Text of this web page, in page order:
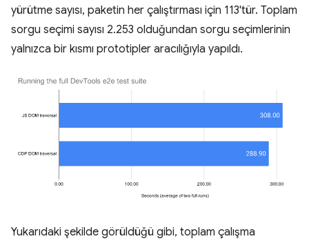
yürütme sayısı, paketin her çalıştırması için 113'tür. Toplam
sorgu seçimi sayısı 2.253 olduğundan sorgu seçimlerinin
yalnızca bir kısmı prototipler aracılığıyla yapıldı.
Yukarıdaki şekilde görüldüğü gibi, toplam çalışma